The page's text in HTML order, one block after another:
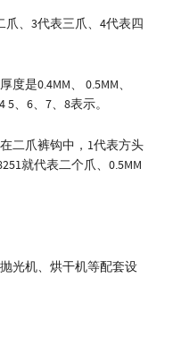
、3代表三爪、4代表四
是0.4MM、 0.5MM、
5、6、7、8表示。
二爪裤钩中，1代表方头
就代表二个爪、0.5MM
光机、烘干机等配套设